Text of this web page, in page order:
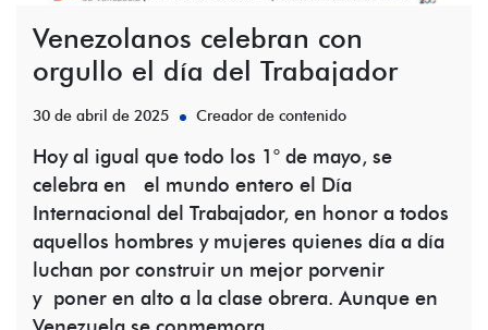
Venezolanos celebran con
orgullo el día del Trabajador
30 de abril de 2025 Creador de contenido
Hoy al igual que todo los 1° de mayo, se
celebra en el mundo entero el Día
Internacional del Trabajador, en honor a todos
aquellos hombres y mujeres quienes día a día
luchan por construir un mejor porvenir
y poner en alto a la clase obrera. Aunque en